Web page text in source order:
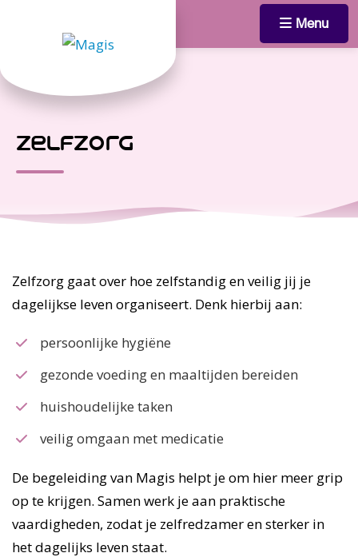
Menu
zelfzorg
Zelfzorg gaat over hoe zelfstandig en veilig jij je
dagelijkse leven organiseert. Denk hierbij aan:
persoonlijke hygiëne
gezonde voeding en maaltijden bereiden
huishoudelijke taken
veilig omgaan met medicatie
De begeleiding van Magis helpt je om hier meer grip
op te krijgen. Samen werk je aan praktische
vaardigheden, zodat je zelfredzamer en sterker in
het dagelijks leven staat.